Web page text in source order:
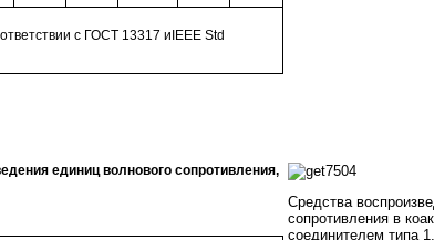
с ГОСТ 13317 иIEEE Std
единиц волнового сопротивления,
Средства
сопротивления в
соединителем типа